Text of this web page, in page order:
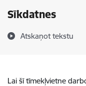
Sīkdatnes
Atskaņot tekstu
Lai šī tīmekļvietne